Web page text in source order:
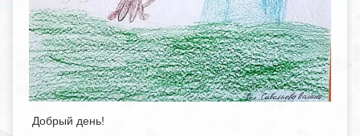
Добрый день!